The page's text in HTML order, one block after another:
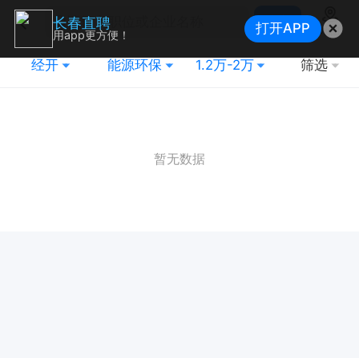
搜索
地图
经开 能源环保 1.2万-2万 筛选
暂无数据
长春直聘
用app更方便！ 打开APP